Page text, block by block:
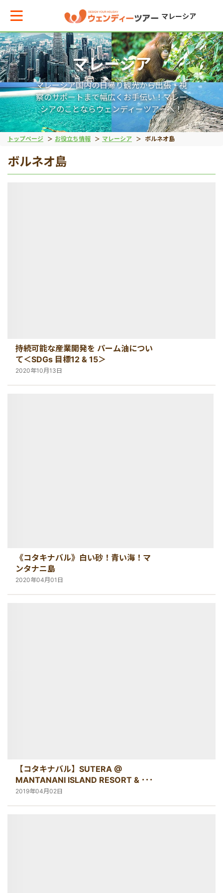
マレーシア
トップページ お役立ち情報 マレーシア ボルネオ島
マレーシア
マレーシア国内の日帰り観光から出張・視
察のサポートまで幅広くお手伝い！マレー
シアのことならウェンディーツアーへ！
ボルネオ島
持続可能な産業開発を パーム油につい
て＜SDGs 目標12 & 15＞
2020年10月13日
《コタキナバル》白い砂！青い海！マ
ンタナニ島
2020年04月01日
【コタキナバル】SUTERA @
MANTANANI ISLAND RESORT &
SPA
2019年04月02日
メインメニューへ戻る
マから現地ツアーを探す
遺産（文化）
遺産（自然）
送迎
メインメニューへ戻る
アからお役立ち情報を探す
ドネシア
戻る
世界遺産（文化）
マラッカ
戻る
世界遺産（自然）
キナバル公園
戻る
動物
オランウータン
戻る
絶景アイランド
ガヤ島
戻る
マレーシア国外
ブルネイ旅行
戻る
宿泊パッケージ
秘境ツアー